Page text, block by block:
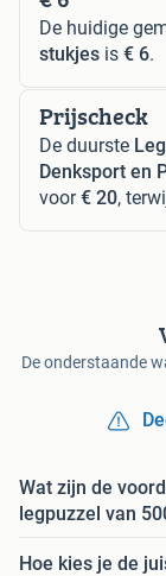
De huidige
stukjes is € 6.
Prijscheck
De duurste
Denksport en
voor€ 20,
De onderstaande
Wat zijn de
legpuzzel van
Hoe kies je de